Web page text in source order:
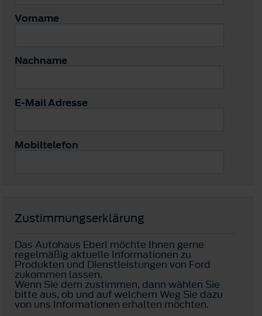
Vorname
Nachname
E-Mail Adresse
Mobiltelefon
Zustimmungserklärung
Das Autohaus Eberl möchte Ihnen gerne
regelmäßig aktuelle Informationen zu
Produkten und Dienstleistungen von Ford
zukommen lassen.
Wenn Sie dem zustimmen, dann wählen Sie
bitte aus, ob und auf welchem Weg Sie dazu
von uns Informationen erhalten möchten.